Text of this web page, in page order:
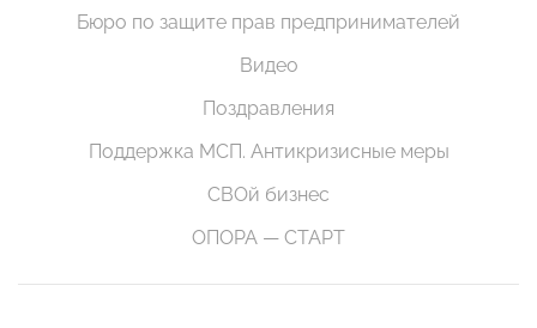
Бюро по защите прав предпринимателей
Видео
Поздравления
Поддержка МСП. Антикризисные меры
СВОй бизнес
ОПОРА — СТАРТ